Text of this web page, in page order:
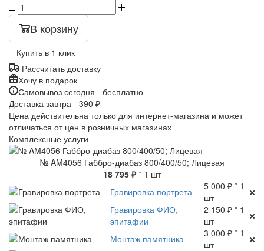
В корзину
Купить в 1 клик
Рассчитать доставку
Хочу в подарок
Самовывоз сегодня - бесплатно
Доставка завтра - 390 ₽
Цена действительна только для интернет-магазина и может
отличаться от цен в розничных магазинах
Комплексные услуги
№ AM4056 Габбро-диабаз 800/400/50; Лицевая
18 795 ₽* 1 шт
Гравировка портрета
5 000 ₽ * 1
шт
Гравировка ФИО,
эпитафии
2 150 ₽ * 1
шт
Монтаж памятника
3 000 ₽ * 1
шт